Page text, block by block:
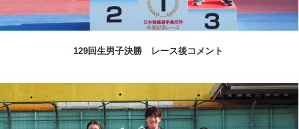
129回生男子決勝 レース後コメント